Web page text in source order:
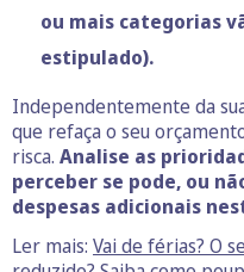
ou mais categorias
estipulado).
Independentemente da
que refaça o seu
risca. Analise as
perceber se pode, ou
despesas adicionais
Ler mais: Vai de férias? O